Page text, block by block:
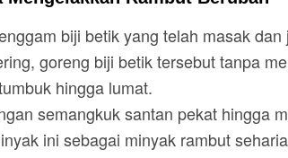
biji betik yang telah masak
goreng biji betik tersebut tanpa
hingga lumat.
semangkuk santan pekat hingga
ini sebagai minyak rambut